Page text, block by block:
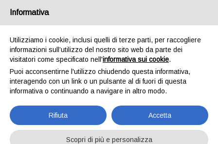
Home Esterni Portiere anteriori e posteriori
posteriore sinistra grigia – Suzuki Swift
L'azienda Resta Chiusa Dal 5.08 Al 31.08 Qualsiasi
Ordine Verrà Accettato Ma La Spedizione Ripartirà Dal 1
Informativa
Utilizziamo i cookie, inclusi quelli di terze parti, per raccogliere
informazioni sull’utilizzo del nostro sito web da parte dei
visitatori come specificato nell'informativa sui cookie.
Puoi acconsentirne l'utilizzo chiudendo questa informativa,
interagendo con un link o un pulsante al di fuori di questa
informativa o continuando a navigare in altro modo.
Rifiuta Accetta
Scopri di più e personalizza